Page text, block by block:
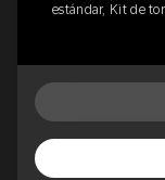
estándar, Kit de